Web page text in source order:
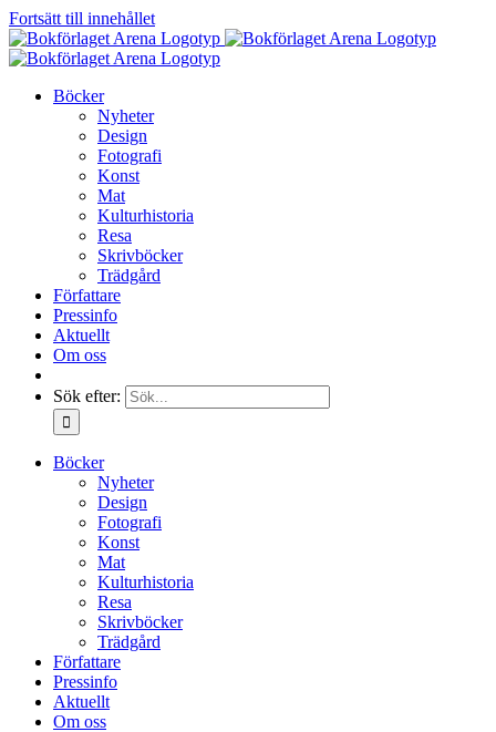
Fortsätt till innehållet
Böcker
Nyheter
Design
Fotografi
Konst
Mat
Kulturhistoria
Resa
Skrivböcker
Trädgård
Författare
Pressinfo
Aktuellt
Om oss
Sök efter:
Böcker
Nyheter
Design
Fotografi
Konst
Mat
Kulturhistoria
Resa
Skrivböcker
Trädgård
Författare
Pressinfo
Aktuellt
Om oss